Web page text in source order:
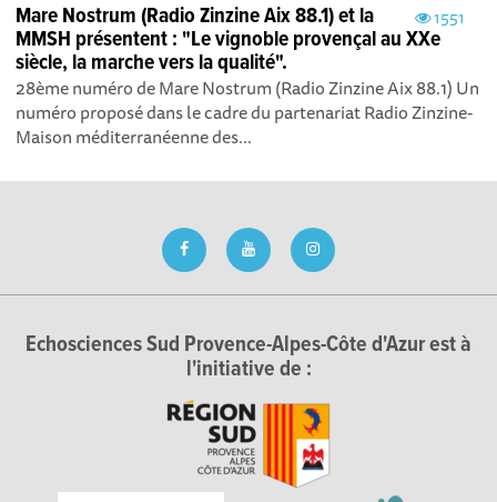
1551
Mare Nostrum (Radio Zinzine Aix 88.1) et la
MMSH présentent : "Le vignoble provençal au XXe
siècle, la marche vers la qualité".
28ème numéro de Mare Nostrum (Radio Zinzine Aix 88.1) Un
numéro proposé dans le cadre du partenariat Radio Zinzine-
Maison méditerranéenne des...
Echosciences Sud Provence-Alpes-Côte d'Azur est à
l'initiative de :